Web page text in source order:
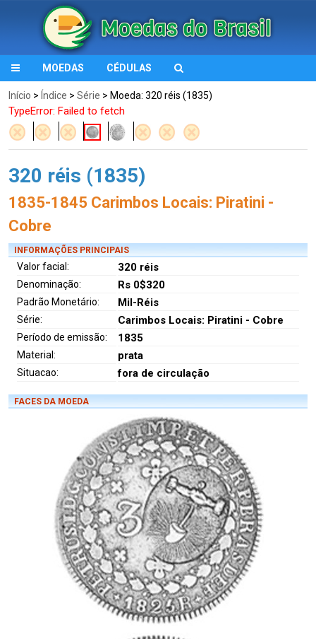
MOEDAS CÉDULAS
Início > Índice > Série > Moeda: 320 réis (1835)
TypeError: Failed to fetch
320 réis (1835)
1835-1845 Carimbos Locais: Piratini -
Cobre
INFORMAÇÕES PRINCIPAIS
Valor facial: 320 réis
Denominação: Rs 0$320
Padrão Monetário: Mil-Réis
Série: Carimbos Locais: Piratini - Cobre
Período de emissão: 1835
Material: prata
Situacao: fora de circulação
FACES DA MOEDA